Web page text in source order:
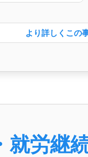
より詳しく この
就労継